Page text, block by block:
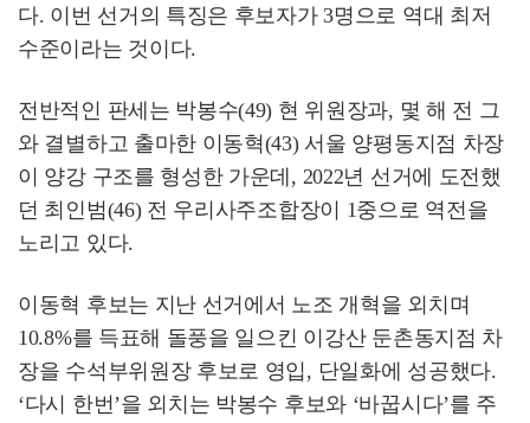
다. 이번 선거의 특징은 후보자가 3명으로 역대 최저
수준이라는 것이다.
전반적인 판세는 박봉수(49) 현 위원장과, 몇 해 전 그
와 결별하고 출마한 이동혁(43) 서울 양평동지점 차장
이 양강 구조를 형성한 가운데, 2022년 선거에 도전했
던 최인범(46) 전 우리사주조합장이 1중으로 역전을
노리고 있다.
이동혁 후보는 지난 선거에서 노조 개혁을 외치며
10.8%를 득표해 돌풍을 일으킨 이강산 둔촌동지점 차
장을 수석부위원장 후보로 영입, 단일화에 성공했다.
‘다시 한번’을 외치는 박봉수 후보와 ‘바꿉시다’를 주